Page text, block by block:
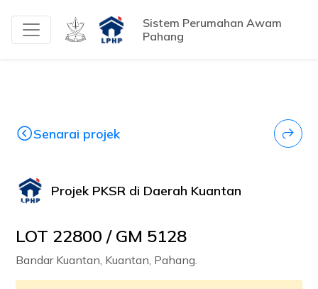
Sistem Perumahan Awam
Pahang
Senarai projek
Projek PKSR di Daerah Kuantan
LOT 22800 / GM 5128
Bandar Kuantan, Kuantan, Pahang.